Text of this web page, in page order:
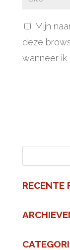
Mijn
deze
wanneer ik
RECENTE